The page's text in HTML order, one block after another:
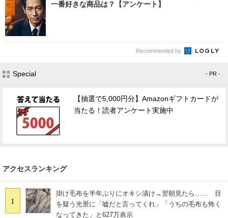
一番好きな商品は？【アンケート】
Recommended by
Special - PR -
【抽選で5,000円分】Amazonギフトカードが
当たる！読者アンケート実施中
アクセスランキング
1
掛け毛布を半年ぶりにオキシ漬け→翌朝見たら…… 目
を疑う光景に「嘘だと言ってくれ」「うちの毛布も怖く
なってきた」と627万表示